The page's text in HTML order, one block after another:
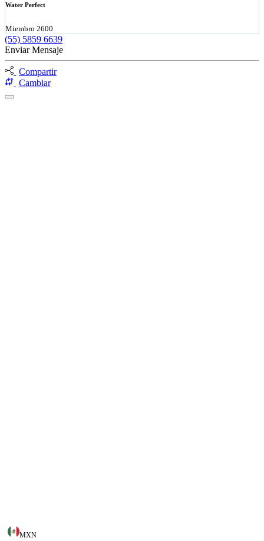
Water Perfect
Miembro 2600
(55) 5859 6639
Enviar Mensaje
Compartir
Cambiar
MXN